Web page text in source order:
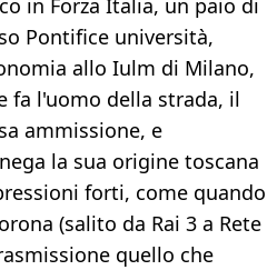
in Forza Italia, un paio di
Pontifice università,
allo Iulm di Milano,
fa l'uomo della strada, il
ammissione, e
la sua origine toscana
forti, come quando
(salito da Rai 3 a Rete
quello che